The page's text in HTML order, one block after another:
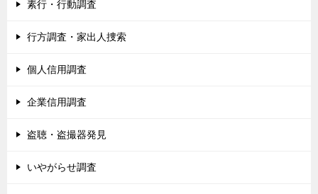
素行・行動調査
行方調査・家出人捜索
個人信用調査
企業信用調査
盗聴・盗撮器発見
いやがらせ調査